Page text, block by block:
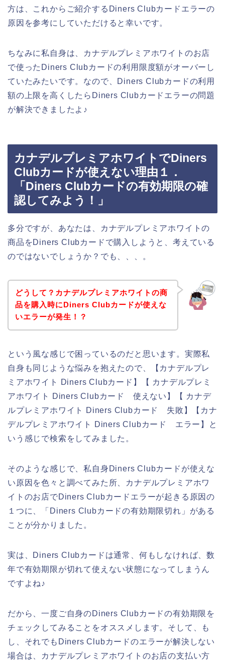
方は、これからご紹介するDiners Clubカードエラーの
原因を参考にしていただけると幸いです。
ちなみに私自身は、カナデルプレミアホワイトのお店
で使ったDiners Clubカードの利用限度額がオーバーし
ていたみたいです。なので、Diners Clubカードの利用
額の上限を高くしたらDiners Clubカードエラーの問題
が解決できましたよ♪
カナデルプレミアホワイトでDiners
Clubカードが使えない理由１．
「Diners Clubカードの有効期限の確
認してみよう！」
多分ですが、あなたは、カナデルプレミアホワイトの
商品をDiners Clubカードで購入しようと、考えている
のではないでしょうか？でも、、、。
どうして？カナデルプレミアホワイトの商
品を購入時にDiners Clubカードが使えな
いエラーが発生！？
という風な感じで困っているのだと思います。実際私
自身も同じような悩みを抱えたので、【カナデルプレ
ミアホワイト Diners Clubカード】【 カナデルプレミ
アホワイト Diners Clubカード 使えない】【 カナデ
ルプレミアホワイト Diners Clubカード 失敗】【カナ
デルプレミアホワイト Diners Clubカード エラー】と
いう感じで検索をしてみました。
そのような感じで、私自身Diners Clubカードが使えな
い原因を色々と調べてみた所、カナデルプレミアホワ
イトのお店でDiners Clubカードエラーが起きる原因の
１つに、「Diners Clubカードの有効期限切れ」がある
ことが分かりました。
実は、Diners Clubカードは通常、何もしなければ、数
年で有効期限が切れて使えない状態になってしまうん
ですよね♪
だから、一度ご自身のDiners Clubカードの有効期限を
チェックしてみることをオススメします。そして、も
し、それでもDiners Clubカードのエラーが解決しない
場合は、カナデルプレミアホワイトのお店の支払い方